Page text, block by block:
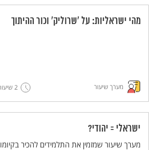
מהי ישראליות: על 'שרוליק' וכור ההיתוך
מערך שיעור 2 שיעורים
ישראלי = יהודי?
מערך שיעור שמזמין את התלמידים להכיר בקיומו